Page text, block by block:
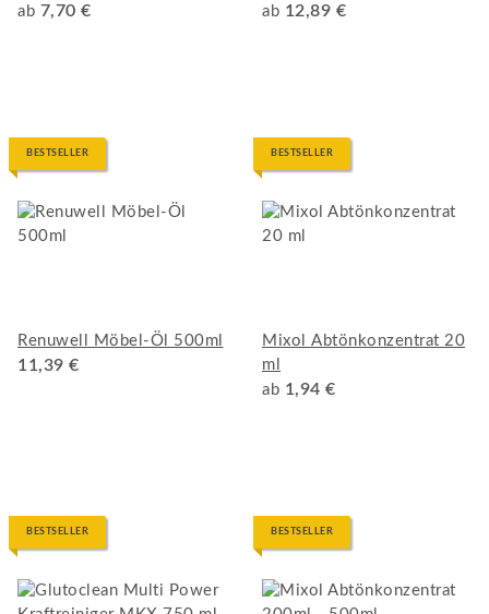
ab 7,70 €
ab 12,89 €
BESTSELLER
Renuwell Möbel-Öl 500ml
11,39 €
BESTSELLER
Mixol Abtönkonzentrat 20
ml
ab 1,94 €
BESTSELLER BESTSELLER